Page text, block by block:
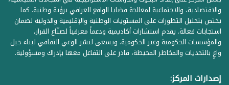
والاقتصادية، والاجتماعية لمعالجة قضايا الواقع العراقي برؤية وطنية. كما
يختص بتحليل التطورات على المستويات الوطنية والإقليمية والدولية لضمان
استجابات فعالة. يقدم استشارات أكاديمية ودعماً معرفياً لصنّاع القرار،
والمؤسسات الحكومية وغير الحكومية. ويسعى لنشر الوعي الثقافي لبناء جيل
واعٍ بالتحديات والمخاطر المحيطة، قادر على التفاعل معها بإدراك ومسؤولية.
إصدارات المركز: